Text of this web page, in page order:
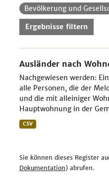
Bevölkerung und
Ergebnisse filtern
Ausländer nach
Nachgewiesen werden:
alle Personen, die der
und die mit alleiniger
Hauptwohnung in der
CSV
Sie können dieses Register
Dokumentation) abrufen.